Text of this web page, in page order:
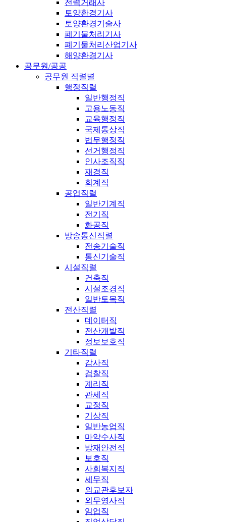
전력거래사
토양환경기사
토양환경기술사
폐기물처리기사
폐기물처리산업기사
해양환경기사
공무원/공공
공무원 직렬별
행정직렬
일반행정직
고용노동직
교육행정직
국제통상직
법무행정직
선거행정직
인사조직직
재경직
회계직
공업직렬
일반기계직
전기직
화공직
방송통신직렬
전송기술직
통신기술직
시설직렬
건축직
시설조경직
일반토목직
전산직렬
데이터직
전산개발직
정보보호직
기타직렬
감사직
검찰직
계리직
관세직
교정직
기상직
일반농업직
마약수사직
방재안전직
보호직
사회복지직
세무직
외교관후보자
외무영사직
임업직